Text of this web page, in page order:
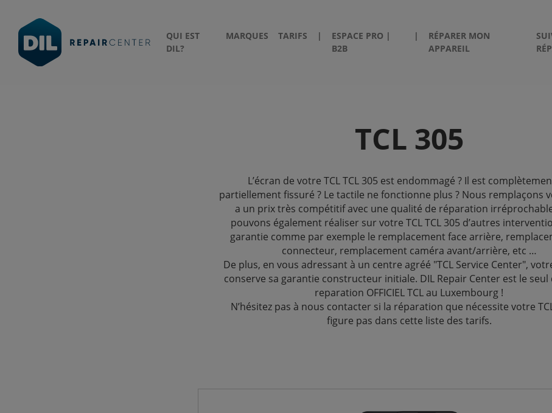
QUI EST
DIL?
MARQUES TARIFS |
ESPACE PRO |
B2B
|
RÉPARER MON
APPAREIL
TCL 305
L’écran de votre TCL TCL 305 est endommagé ? Il est
partiellement fissuré ? Le tactile ne fonctionne plus ? Nous remplaçons
a un prix très compétitif avec une qualité de réparation
pouvons également réaliser sur votre TCL TCL 305 d’autres
garantie comme par exemple le remplacement face arrière,
connecteur, remplacement caméra avant/arrière, etc …
De plus, en vous adressant à un centre agréé "TCL Service Center",
conserve sa garantie constructeur initiale. DIL Repair Center est le seul
reparation OFFICIEL TCL au Luxembourg !
N’hésitez pas à nous contacter si la réparation que nécessite votre
figure pas dans cette liste des tarifs.